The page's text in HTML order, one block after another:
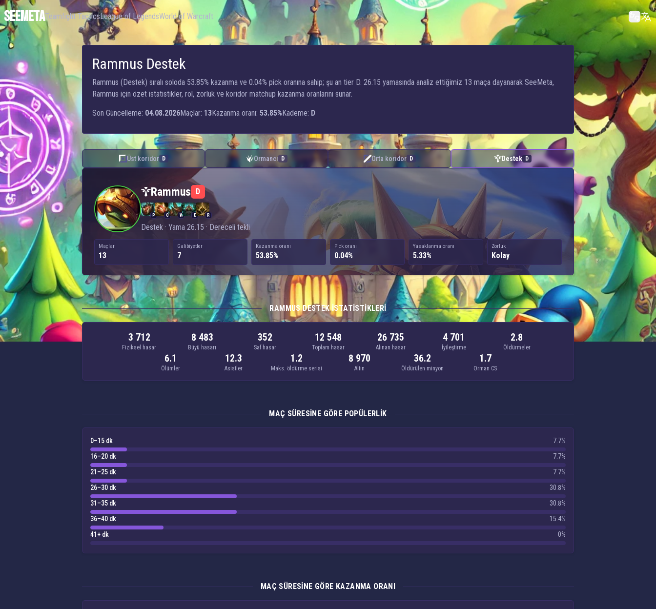
SEEMETATeamfight TacticsLeague of LegendsWorld of Warcraft
Rammus Destek
Rammus (Destek) sıralı soloda 53.85% kazanma ve 0.04% pick oranına sahip; şu an tier D. 26.15 yamasında analiz ettiğimiz 13 maça dayanarak SeeMeta,
Rammus için özet istatistikler, rol, zorluk ve koridor matchup kazanma oranlarını sunar.
Son Güncelleme: 04.08.2026Maçlar: 13Kazanma oranı: 53.85%Kademe: D
Üst koridor D Ormancı D Orta koridor D Destek D
Rammus — Destek
Rammus D
P Q W E R
Destek · Yama 26.15 · Dereceli tekli
Maçlar
13
Galibiyetler
7
Kazanma oranı
53.85%
Pick oranı
0.04%
Yasaklanma oranı
5.33%
Zorluk
Kolay
RAMMUS DESTEK ISTATISTIKLERI
3 712
Fiziksel hasar
8 483
Büyü hasarı
352
Saf hasar
12 548
Toplam hasar
26 735
Alınan hasar
4 701
İyileştirme
2.8
Öldürmeler
6.1
Ölümler
12.3
Asistler
1.2
Maks. öldürme serisi
8 970
Altın
36.2
Öldürülen minyon
1.7
Orman CS
MAÇ SÜRESINE GÖRE POPÜLERLIK
0–15 dk
7.7%
16–20 dk
7.7%
21–25 dk
7.7%
26–30 dk
30.8%
31–35 dk
30.8%
36–40 dk
15.4%
41+ dk
0%
MAÇ SÜRESINE GÖRE KAZANMA ORANI